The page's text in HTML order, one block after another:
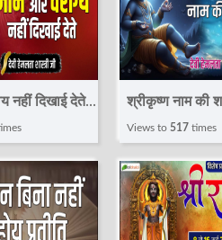
नहीं दिखाई देते !
Devi
JI |
श्रीकृष्ण नाम की
Pravachan !
Hemlata
Total Bhakti
Views to 517times